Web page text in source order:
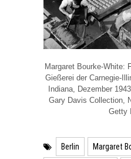
Margaret Bourke-White:
Gießerei der Carnegie-
Indiana, Dezember
Gary Davis Collection,
Getty
Berlin Margaret